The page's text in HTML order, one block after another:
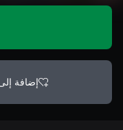
إضافة